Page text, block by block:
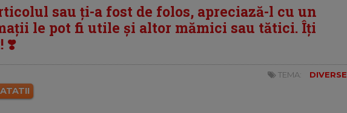
sau ți-a fost de folos, apreciază-l cu un
le pot fi utile și altor mămici sau tătici. Îți
❣️
TEMA: DIVERSE